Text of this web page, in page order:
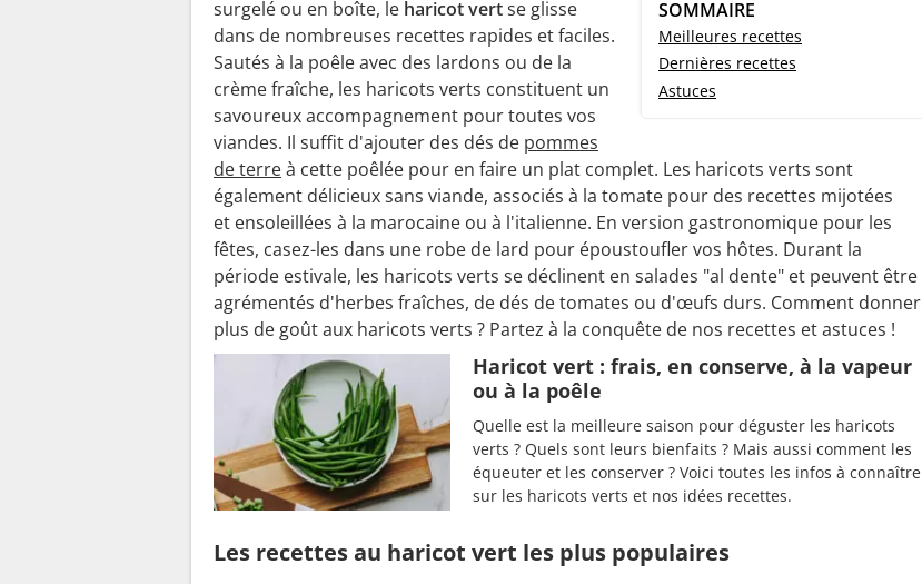
SOMMAIRE
Meilleures recettes
Dernières recettes
Astuces
surgelé ou en boîte, le haricot vertse glisse
dans de nombreuses recettes rapides et faciles.
Sautés à la poêle avec des lardons ou de la
crème fraîche, les haricots verts constituent un
savoureux accompagnement pour toutes vos
viandes. Il suffit d'ajouter des dés de pommes
de terreà cette poêlée pour en faire un plat complet. Les haricots verts sont
également délicieux sans viande, associés à la tomate pour des recettes mijotées
et ensoleillées à la marocaine ou à l'italienne. En version gastronomique pour les
fêtes, casez-les dans une robe de lard pour époustoufler vos hôtes. Durant la
période estivale, les haricots verts se déclinent en salades "al dente" et peuvent être
agrémentés d'herbes fraîches, de dés de tomates ou d'œufs durs. Comment donner
plus de goût aux haricots verts ? Partez à la conquête de nos recettes et astuces !
Haricot vert : frais, en conserve, à la vapeur
ou à la poêle
Quelle est la meilleure saison pour déguster les haricots
verts ? Quels sont leurs bienfaits ? Mais aussi comment les
équeuter et les conserver ? Voici toutes les infos à connaître
sur les haricots verts et nos idées recettes.
Les recettes au haricot vert les plus populaires